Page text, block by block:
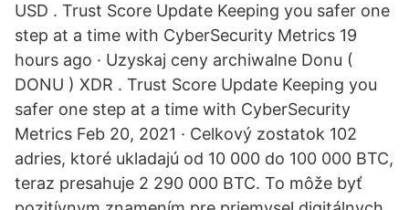
USD . Trust Score Update Keeping you safer one
step at a time with CyberSecurity Metrics 19
hours ago · Uzyskaj ceny archiwalne Donu (
DONU ) XDR . Trust Score Update Keeping you
safer one step at a time with CyberSecurity
Metrics Feb 20, 2021 · Celkový zostatok 102
adries, ktoré ukladajú od 10 000 do 100 000 BTC,
teraz presahuje 2 290 000 BTC. To môže byť